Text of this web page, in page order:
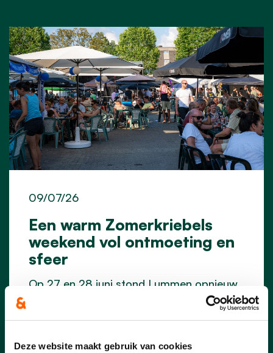
Deze website maakt gebruik van cookies
Een warm Zomerkriebels
weekend vol ontmoeting en
sfeer
09/07/26
Op 27 en 28 juni stond Lummen opnieuw
in het teken van ontmoeting, gezelligheid
Braderie, de jaarlijkse Braderie en